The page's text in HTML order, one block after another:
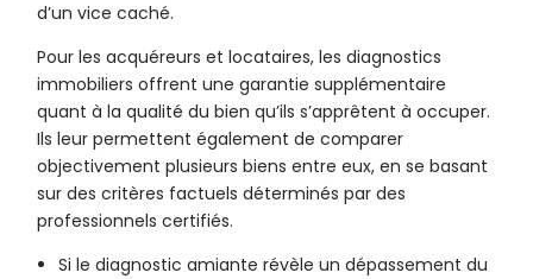
d’un vice caché.
Pour les acquéreurs et locataires, les diagnostics
immobiliers offrent une garantie supplémentaire
quant à la qualité du bien qu’ils s’apprêtent à occuper.
Ils leur permettent également de comparer
objectivement plusieurs biens entre eux, en se basant
sur des critères factuels déterminés par des
professionnels certifiés.
Si le diagnostic amiante révèle un dépassement du